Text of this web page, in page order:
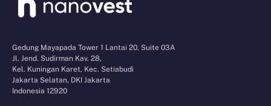
Gedung Mayapada Tower 1 Lantai 20, Suite 03A
Jl. Jend. Sudirman Kav. 28,
Kel. Kuningan Karet, Kec. Setiabudi
Jakarta Selatan, DKI Jakarta
Indonesia 12920